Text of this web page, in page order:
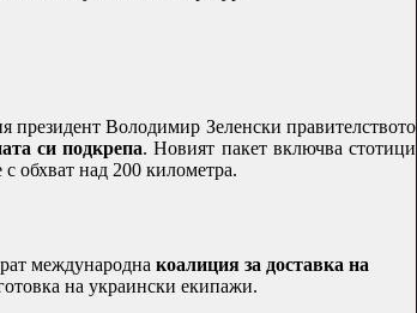
президент Володимир Зеленски правителството
си подкрепа. Новият пакет включва стотици
обхват над 200 километра.
международна коалиция за доставка на
на украински екипажи.